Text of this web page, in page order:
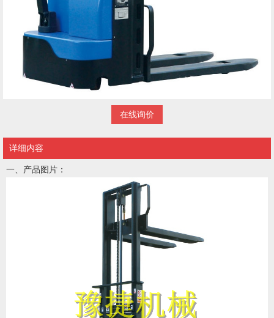
在线询价
详细内容
一、产品图片：